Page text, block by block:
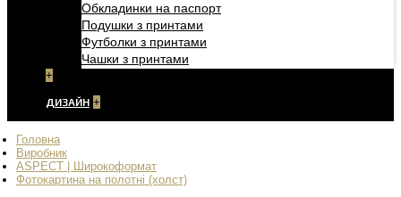
Обкладинки на паспорт
Подушки з принтами
Футболки з принтами
Чашки з принтами
+
ДИЗАЙН +
Головна
Виробник
АSPECT | Широкоформат
Фотокартина на полотні (холст)